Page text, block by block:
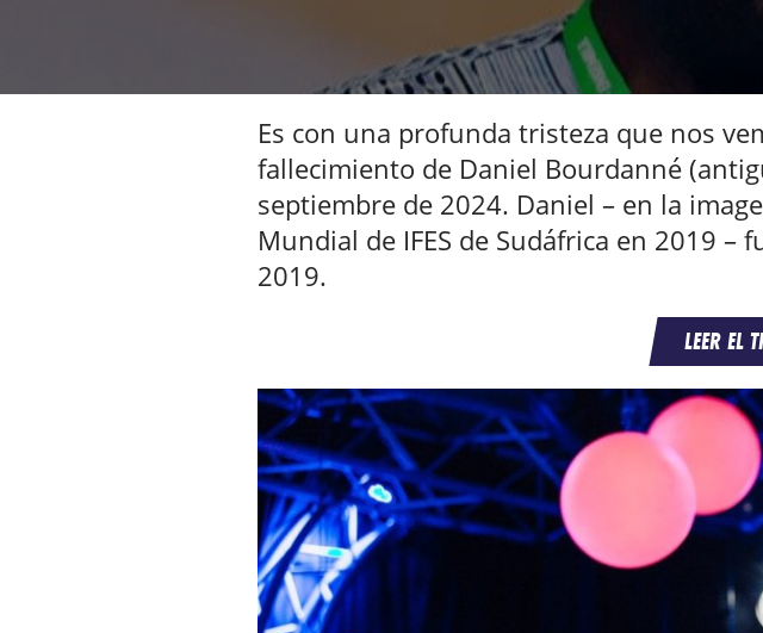
Es con una profunda tristeza que nos
fallecimiento de Daniel Bourdanné
septiembre de 2024. Daniel – en la
Mundial de IFES de Sudáfrica en 2019 –
2019.
LEER EL